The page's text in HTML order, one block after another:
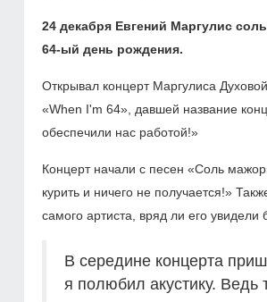
24 декабря Евгений Маргулис
64-ый день рождения.
Открывал концерт Маргулиса
«When I'm 64», давшей название
обеспечили нас работой!»
Концерт начали с песен «Соль
курить и ничего не получается!»
самого артиста, вряд ли его увидели
В середине концерта
я полюбил акустику. Ведь